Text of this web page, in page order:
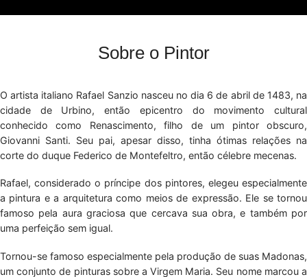
Sobre o Pintor
O artista italiano Rafael Sanzio nasceu no dia 6 de abril de 1483, na
cidade de Urbino, então epicentro do movimento cultural
conhecido como Renascimento, filho de um pintor obscuro,
Giovanni Santi. Seu pai, apesar disso, tinha ótimas relações na
corte do duque Federico de Montefeltro, então célebre mecenas.
Rafael, considerado o príncipe dos pintores, elegeu especialmente
a pintura e a arquitetura como meios de expressão. Ele se tornou
famoso pela aura graciosa que cercava sua obra, e também por
uma perfeição sem igual.
Tornou-se famoso especialmente pela produção de suas Madonas,
um conjunto de pinturas sobre a Virgem Maria. Seu nome marcou a